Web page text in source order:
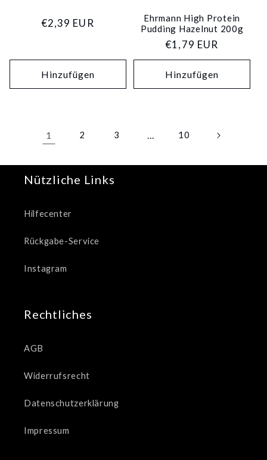
Normaler
€2,39 EUR
Hinzufügen
Ehrmann High Protein
Pudding Hazelnut 200g
Normaler
Preis
€1,79 EUR
Hinzufügen
1 2 3 … 10
Nützliche Links
Hilfecenter
Rückgabe-Service
Instagram
Rechtliches
AGB
Widerrufsrecht
Datenschutzerklärung
Impressum